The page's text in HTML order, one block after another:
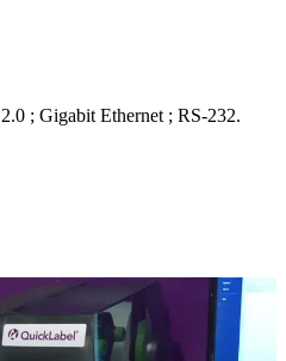
; Gigabit Ethernet ; RS-232.